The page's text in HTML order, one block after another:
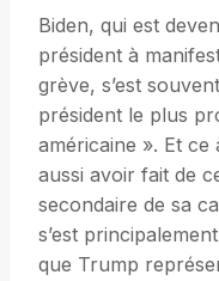
Biden, qui est
président à
grève, s’est
président le plus
américaine ». Et ce
aussi avoir fait de
secondaire de sa
s’est
que Trump